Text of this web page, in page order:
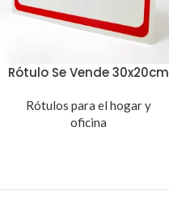
Rótulo Se Vende 30x20cm
Rótulos para el hogar y
oficina